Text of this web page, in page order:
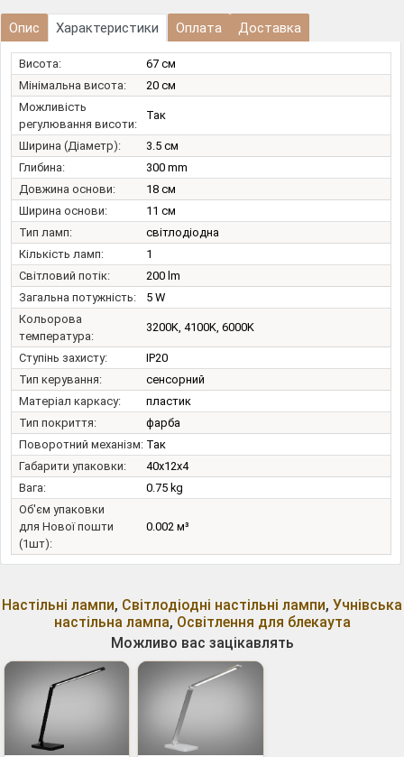
Опис Характеристики Оплата Доставка
Висота:
67 см
Мінімальна висота:
20 см
Можливість
регулювання висоти:
Так
Ширина (Діаметр):
3.5 см
Глибина:
300 mm
Довжина основи:
18 см
Ширина основи:
11 см
Тип ламп:
світлодіодна
Кількість ламп:
1
Світловий потік:
200 lm
Загальна потужність:
5 W
Кольорова
температура:
3200K, 4100K, 6000K
Ступінь захисту:
IP20
Тип керування:
сенсорний
Матеріал каркасу:
пластик
Тип покриття:
фарба
Поворотний механізм: Так
Габарити упаковки:
40x12x4
Вага:
0.75 kg
Об'єм упаковки
для Нової пошти
(1шт):
0.002 м³
Настільні лампи, Світлодіодні настільні лампи, Учнівська
настільна лампа, Освітлення для блекаута
Можливо вас зацікавлять